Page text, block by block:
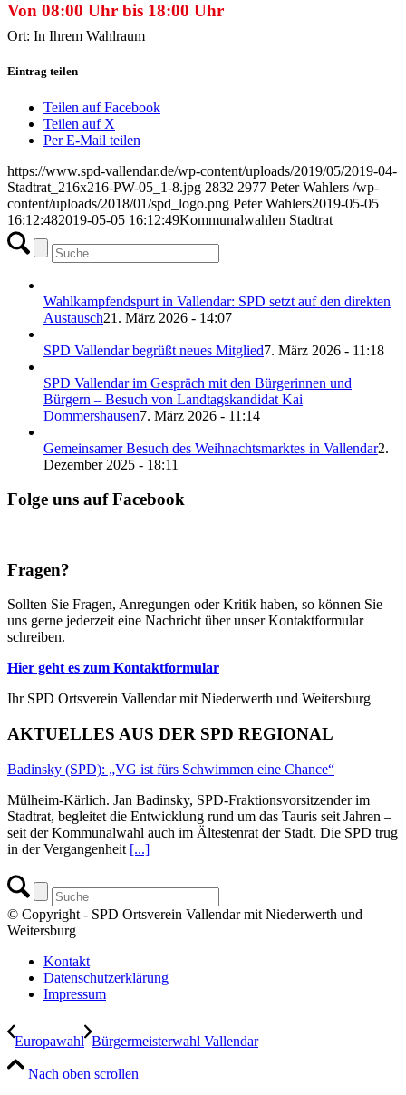
Von 08:00 Uhr bis 18:00 Uhr
Ort: In Ihrem Wahlraum
Eintrag teilen
Teilen auf Facebook
Teilen auf X
Per E-Mail teilen
https://www.spd-vallendar.de/wp-content/uploads/2019/05/2019-04-
Stadtrat_216x216-PW-05_1-8.jpg 2832 2977 Peter Wahlers /wp-
content/uploads/2018/01/spd_logo.png Peter Wahlers2019-05-05
16:12:482019-05-05 16:12:49Kommunalwahlen Stadtrat
Wahlkampfendspurt in Vallendar: SPD setzt auf den direkten
Austausch21. März 2026 - 14:07
SPD Vallendar begrüßt neues Mitglied7. März 2026 - 11:18
SPD Vallendar im Gespräch mit den Bürgerinnen und
Bürgern – Besuch von Landtagskandidat Kai
Dommershausen7. März 2026 - 11:14
Gemeinsamer Besuch des Weihnachtsmarktes in Vallendar2.
Dezember 2025 - 18:11
Folge uns auf Facebook
Fragen?
Sollten Sie Fragen, Anregungen oder Kritik haben, so können Sie
uns gerne jederzeit eine Nachricht über unser Kontaktformular
schreiben.
Hier geht es zum Kontaktformular
Ihr SPD Ortsverein Vallendar mit Niederwerth und Weitersburg
AKTUELLES AUS DER SPD REGIONAL
Badinsky (SPD): „VG ist fürs Schwimmen eine Chance“
Mülheim-Kärlich. Jan Badinsky, SPD-Fraktionsvorsitzender im
Stadtrat, begleitet die Entwicklung rund um das Tauris seit Jahren –
seit der Kommunalwahl auch im Ältestenrat der Stadt. Die SPD trug
in der Vergangenheit [...]
© Copyright - SPD Ortsverein Vallendar mit Niederwerth und
Weitersburg
Kontakt
Datenschutzerklärung
Impressum
Europawahl Bürgermeisterwahl Vallendar
Nach oben scrollen